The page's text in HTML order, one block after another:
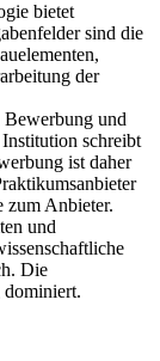
bietet
sind die
der
und
schreibt
ist daher
zum Anbieter.
und
Die
dominiert.